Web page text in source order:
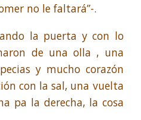
no le faltará”-.
la puerta y con lo
de una olla , una
y mucho corazón
con la sal, una vuelta
pa la derecha, la cosa